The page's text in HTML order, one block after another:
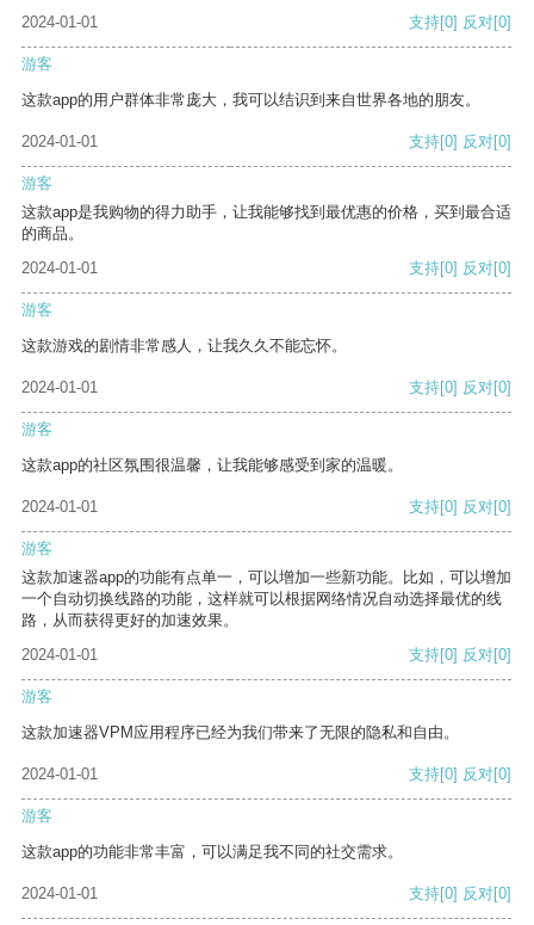
2024-01-01 支持[0] 反对[0]
游客
这款app的用户群体非常庞大，我可以结识到来自世界各地的朋友。
2024-01-01 支持[0] 反对[0]
游客
这款app是我购物的得力助手，让我能够找到最优惠的价格，买到最合适
的商品。
2024-01-01
支持[0] 反对[0]
游客
这款游戏的剧情非常感人，让我久久不能忘怀。
2024-01-01 支持[0] 反对[0]
游客
这款app的社区氛围很温馨，让我能够感受到家的温暖。
2024-01-01 支持[0] 反对[0]
游客
这款加速器app的功能有点单一，可以增加一些新功能。比如，可以增加
一个自动切换线路的功能，这样就可以根据网络情况自动选择最优的线
路，从而获得更好的加速效果。
2024-01-01
支持[0] 反对[0]
游客
这款加速器VPM应用程序已经为我们带来了无限的隐私和自由。
2024-01-01 支持[0] 反对[0]
游客
这款app的功能非常丰富，可以满足我不同的社交需求。
2024-01-01 支持[0] 反对[0]